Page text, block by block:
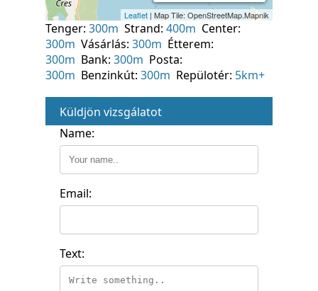
Tenger: 300m Strand: 400m Center:
300m Vásárlás: 300m Étterem:
300m Bank: 300m Posta:
300m Benzinkút: 300m Repülotér: 5km+
Küldjön vizsgálatot
Name:
Email:
Text: